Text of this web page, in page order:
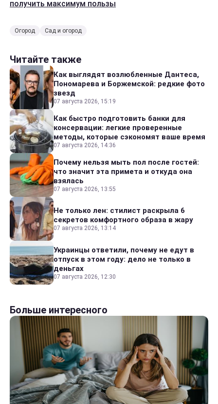
получить максимум пользы
Огород Сад и огород
Читайте также
Как выглядят возлюбленные Дантеса,
Пономарева и Боржемской: редкие фото
звезд
07 августа 2026, 15:19
Как быстро подготовить банки для
консервации: легкие проверенные
методы, которые сэкономят ваше время
07 августа 2026, 14:36
Почему нельзя мыть пол после гостей:
что значит эта примета и откуда она
взялась
07 августа 2026, 13:55
Не только лен: стилист раскрыла 6
секретов комфортного образа в жару
07 августа 2026, 13:14
Украинцы ответили, почему не едут в
отпуск в этом году: дело не только в
деньгах
07 августа 2026, 12:30
Больше интересного